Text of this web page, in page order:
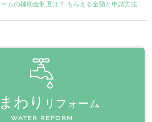
ムの補助金制度は？ もらえる金額と申請方法
わり リフォーム
WATER REFORM